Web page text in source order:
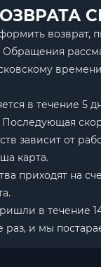
возврат,
Обращения
в течение 5
зависит от
карта.
приходят на
в течение
раз, и мы